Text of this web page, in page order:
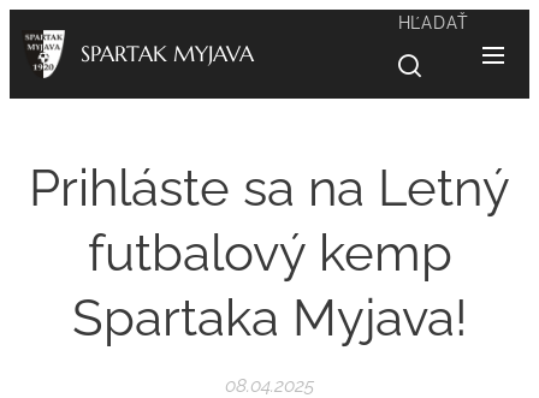
SPARTAK MYJAVA
HĽADAŤ
Prihláste sa na Letný
futbalový kemp
Spartaka Myjava!
08.04.2025